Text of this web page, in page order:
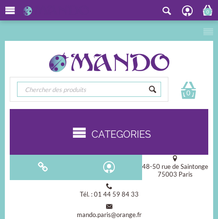
0
CATEGORIES
48-50 rue de Saintonge
75003 Paris
Tél. : 01 44 59 84 33
mando.paris@orange.fr
0